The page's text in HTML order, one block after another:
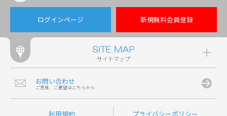
ログインページ 新規無料会員登録
サイトマップ
お問い合わせ
ご意見、ご要望はこちらから
利用規約 プライバシーポリシー